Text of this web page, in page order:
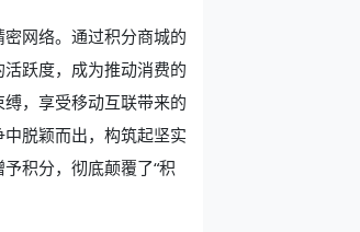
网络。通过积分商城的
跃度，成为推动消费的
，享受移动互联带来的
脱颖而出，构筑起坚实
积分，彻底颠覆了“积